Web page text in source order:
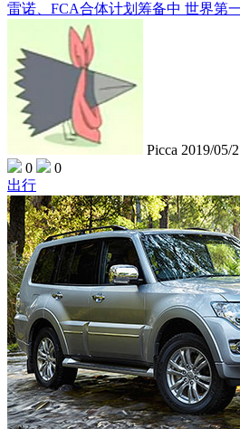
雷诺、FCA合体计划筹备中 世界第
Picca 2019/05/
0
0
出行